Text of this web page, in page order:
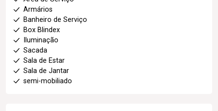
Armários
Banheiro de Serviço
Box Blindex
Iluminação
Sacada
Sala de Estar
Sala de Jantar
semi-mobiliado